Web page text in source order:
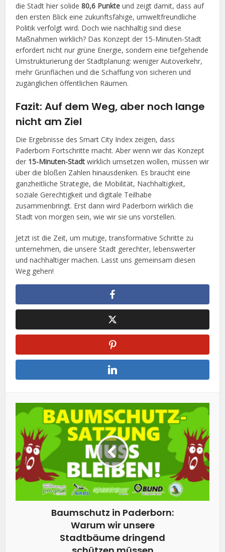
die Stadt hier solide 80,6 Punkte und zeigt damit, dass auf
den ersten Blick eine zukunftsfähige, umweltfreundliche
Politik verfolgt wird. Doch wie nachhaltig sind diese
Maßnahmen wirklich? Das Konzept der 15-Minuten-Stadt
erfordert nicht nur grüne Energie, sondern eine tiefgehende
Umstrukturierung der Stadtplanung: weniger Autoverkehr,
mehr Grünflächen und die Schaffung von sicheren und
zugänglichen öffentlichen Räumen.
Fazit: Auf dem Weg, aber noch lange
nicht am Ziel
Die Ergebnisse des Smart City Index zeigen, dass
Paderborn Fortschritte macht. Aber wenn wir das Konzept
der 15-Minuten-Stadt wirklich umsetzen wollen, müssen wir
über die bloßen Zahlen hinausdenken. Es braucht eine
ganzheitliche Strategie, die Mobilität, Nachhaltigkeit,
soziale Gerechtigkeit und digitale Teilhabe
zusammenbringt. Erst dann wird Paderborn wirklich die
Stadt von morgen sein, wie wir sie uns vorstellen.
Jetzt ist die Zeit, um mutige, transformative Schritte zu
unternehmen, die unsere Stadt gerechter, lebenswerter
und nachhaltiger machen. Lasst uns gemeinsam diesen
Weg gehen!
Baumschutz in Paderborn:
Warum wir unsere
Stadtbäume dringend